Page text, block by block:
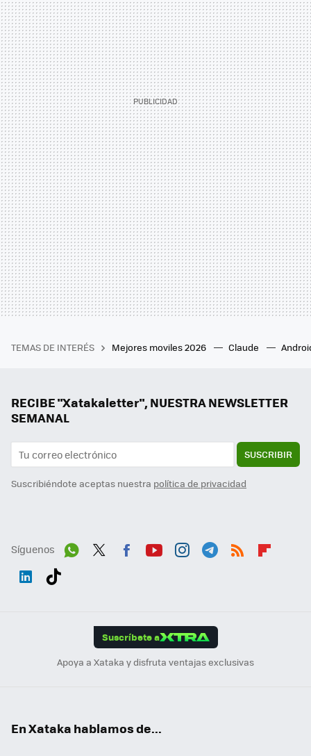
TEMAS DE INTERÉS Mejores moviles 2026 Claude
RECIBE "Xatakaletter", NUESTRA NEWSLETTER
SEMANAL
SUSCRIBIR
Suscribiéndote aceptas nuestra política de privacidad
Síguenos
Suscríbete a
Apoya a Xataka y disfruta ventajas exclusivas
En Xataka hablamos de...